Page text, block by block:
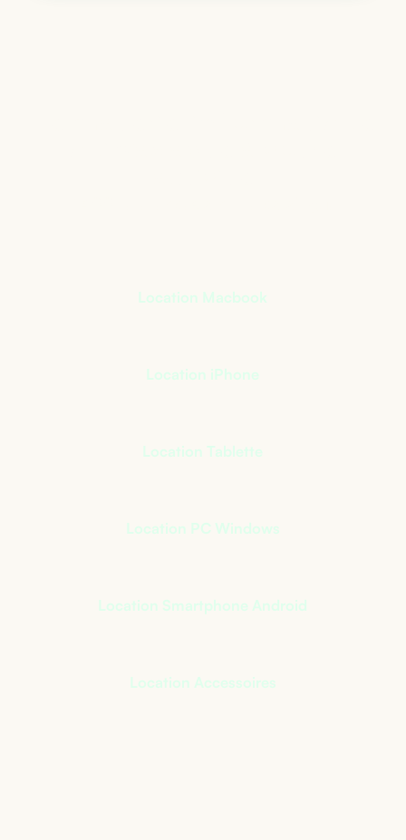
Location Macbook
Location iPhone
Location Tablette
Location PC Windows
Location Smartphone Android
Location Accessoires